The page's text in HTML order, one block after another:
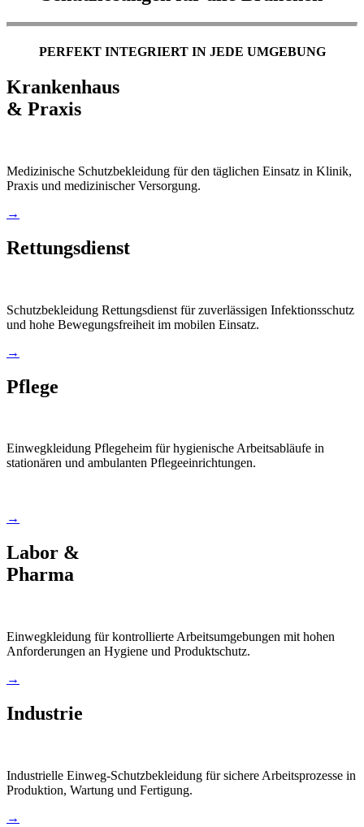
PERFEKT INTEGRIERT IN JEDE UMGEBUNG
Krankenhaus
& Praxis
Medizinische Schutzbekleidung für den täglichen Einsatz in Klinik,
Praxis und medizinischer Versorgung.
→
Rettungsdienst
Schutzbekleidung Rettungsdienst für zuverlässigen Infektionsschutz
und hohe Bewegungsfreiheit im mobilen Einsatz.
→
Pflege
Einwegkleidung Pflegeheim für hygienische Arbeitsabläufe in
stationären und ambulanten Pflegeeinrichtungen.
→
Labor &
Pharma
Einwegkleidung für kontrollierte Arbeitsumgebungen mit hohen
Anforderungen an Hygiene und Produktschutz.
→
Industrie
Industrielle Einweg-Schutzbekleidung für sichere Arbeitsprozesse in
Produktion, Wartung und Fertigung.
→